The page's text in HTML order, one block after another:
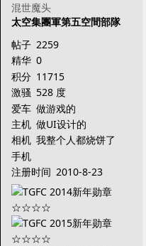
混世魔头
太空集團軍第五空間部隊
帖子 2259
精华 0
积分 11715
激骚 528 度
爱车 做游戏的
主机 做UI设计的
相机 我整个人都烧饼了
手机
注册时间 2010-8-23